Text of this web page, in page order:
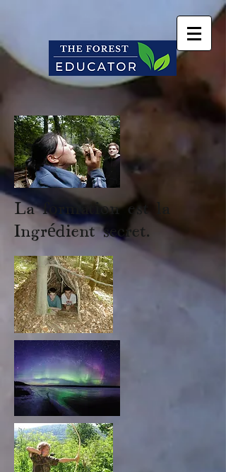
La formation est la
Ingrédient secret.